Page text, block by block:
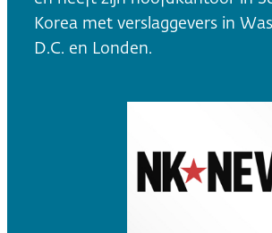
Korea met verslaggevers in
D.C. en Londen.